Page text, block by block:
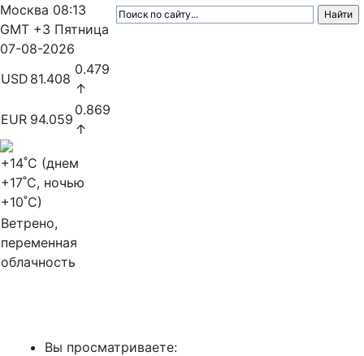
Москва 08:13
GMT +3 Пятница
07-08-2026
USD 81.408
0.479
↑
EUR 94.059
0.869
↑
+14˚C (днем
+17˚C, ночью
+10˚C)
Ветрено,
переменная
облачность
Вы просматриваете: